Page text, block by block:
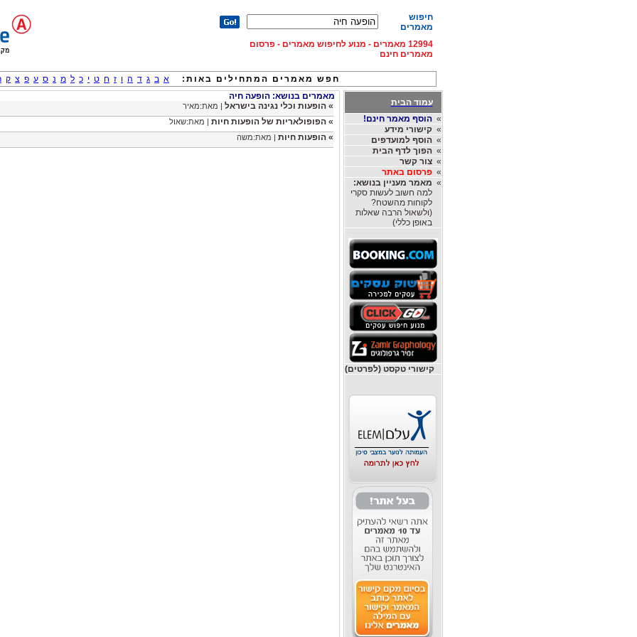
חיפוש
מאמרים
12994 מאמרים - מנוע לחיפוש מאמרים - פרסום
מאמרים חינם
חפש מאמרים המתחילים באות: א ב ג ד ה ו ז ח ט י כ ל מ נ ס ע פ צ ק
עמוד הבית
»הוסף מאמר חינם!
»קישורי מידע
»הוסף למועדפים
»הפוך לדף הבית
»צור קשר
»פרסום באתר
» מאמר מעניין בנושא:
למה חשוב לעשות סקרי
לקוחות מהשטח?
(ולשאול הרבה שאלות
באופן כללי)
קישורי טקסט (לפרטים)
מאמרים בנושא: הופעה חיה
» הופעות וכלי נגינה בישראל | מאת:מאיר
» הפופולאריות של הופעות חיות | מאת:שאול
» הופעות חיות | מאת:משה